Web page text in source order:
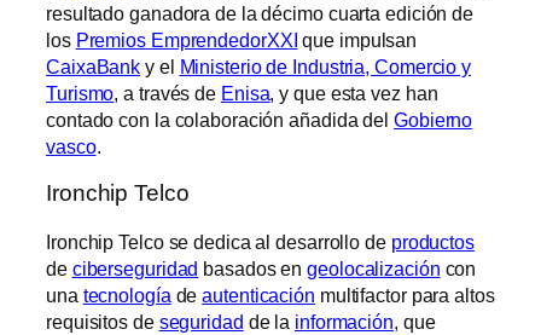
resultado ganadora de la décimo cuarta edición de
los Premios EmprendedorXXI que impulsan
CaixaBank y el Ministerio de Industria, Comercio y
Turismo , a través de Enisa , y que esta vez han
contado con la colaboración añadida del Gobierno
vasco.
Ironchip Telco
Ironchip Telco se dedica al desarrollo de productos
de ciberseguridad basados engeolocalización con
una tecnología deautenticación multifactor para altos
requisitos de seguridad de la información , que